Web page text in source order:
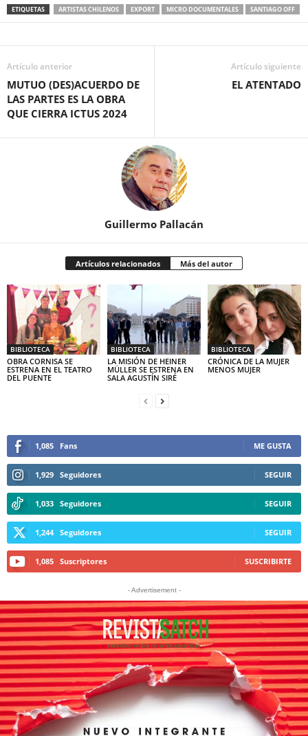
ETIQUETAS ARTISTAS CHILENOS EXPORT MICRO DOCUMENTALES SANTIAGO OFF
Artículo anterior
MUTUO (DES)ACUERDO DE
LAS PARTES ES LA OBRA
QUE CIERRA ICTUS 2024
Artículo siguiente
EL ATENTADO
Guillermo Pallacán
Artículos relacionados Más del autor
BIBLIOTECA
OBRA CORNISA SE
ESTRENA EN EL TEATRO
DEL PUENTE
BIBLIOTECA
LA MISIÓN DE HEINER
MÜLLER SE ESTRENA EN
SALA AGUSTÍN SIRÉ
BIBLIOTECA
CRÓNICA DE LA MUJER
MENOS MUJER
1,085 Fans ME GUSTA
1,929 Seguidores SEGUIR
1,033 Seguidores SEGUIR
1,244 Seguidores SEGUIR
1,085 Suscriptores SUSCRIBIRTE
- Advertisement -